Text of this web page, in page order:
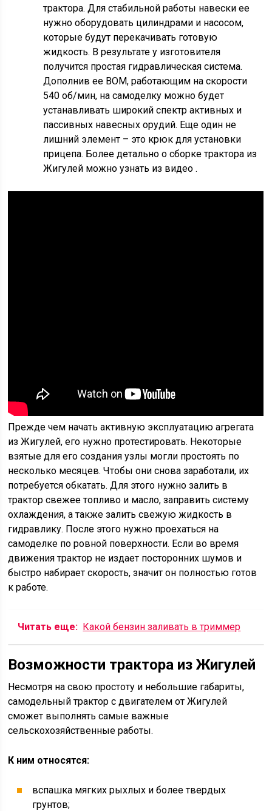
трактора. Для стабильной работы навески ее
нужно оборудовать цилиндрами и насосом,
которые будут перекачивать готовую
жидкость. В результате у изготовителя
получится простая гидравлическая система.
Дополнив ее ВОМ, работающим на скорости
540 об/мин, на самоделку можно будет
устанавливать широкий спектр активных и
пассивных навесных орудий. Еще один не
лишний элемент – это крюк для установки
прицепа. Более детально о сборке трактора из
Жигулей можно узнать из видео .
Прежде чем начать активную эксплуатацию агрегата
из Жигулей, его нужно протестировать. Некоторые
взятые для его создания узлы могли простоять по
несколько месяцев. Чтобы они снова заработали, их
потребуется обкатать. Для этого нужно залить в
трактор свежее топливо и масло, заправить систему
охлаждения, а также залить свежую жидкость в
гидравлику. После этого нужно проехаться на
самоделке по ровной поверхности. Если во время
движения трактор не издает посторонних шумов и
быстро набирает скорость, значит он полностью готов
к работе.
Читать еще: Какой бензин заливать в триммер
Возможности трактора из Жигулей
Несмотря на свою простоту и небольшие габариты,
самодельный трактор с двигателем от Жигулей
сможет выполнять самые важные
сельскохозяйственные работы.
К ним относятся:
вспашка мягких рыхлых и более твердых
грунтов;